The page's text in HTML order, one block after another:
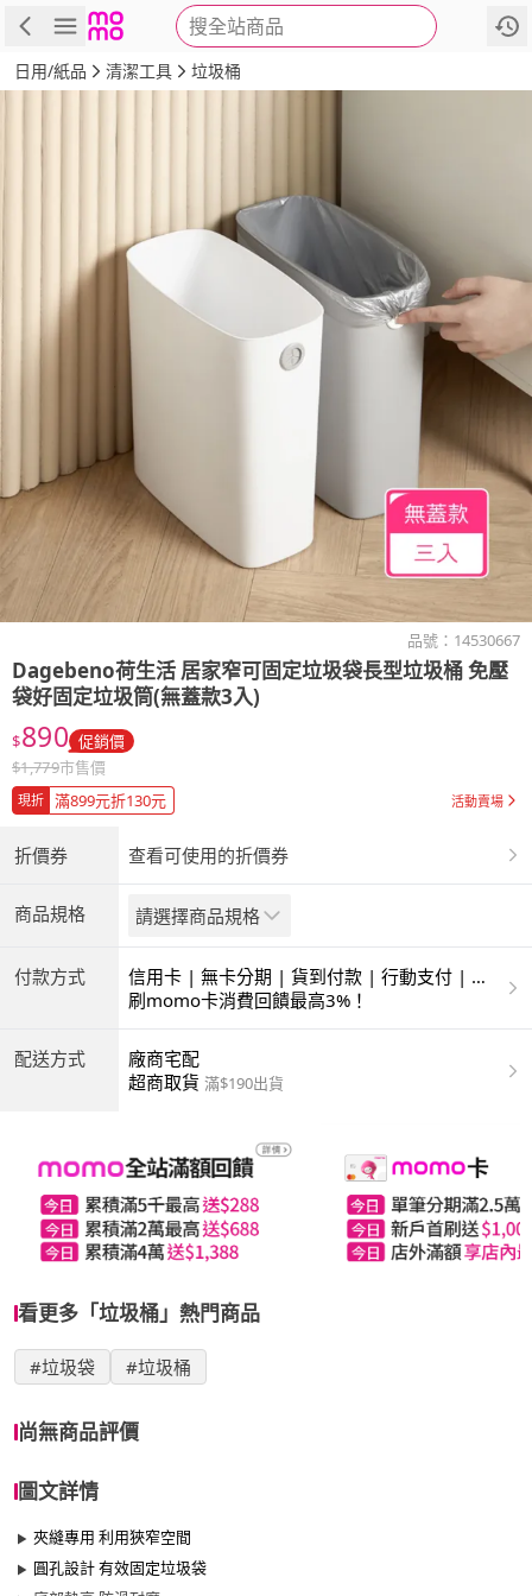
搜全站商品
商品 評價 詳情
日用/紙品 清潔工具 垃圾桶
品號： 14530667
Dagebeno荷生活 居家窄可固定垃圾袋長型垃圾桶 免壓
袋好固定垃圾筒(無蓋款3入)
$890 促銷價
$1,779市售價
現折 滿899元折130元 活動賣場
折價券 查看可使用的折價券
商品規格 請選擇商品規格
付款方式
信用卡 | 無卡分期 | 貨到付款 | 行動支付 | 超
商付款 | ATM | 銀聯卡
刷momo卡消費回饋最高3%！
配送方式
廠商宅配
超商取貨 滿$190出貨
看更多「垃圾桶」熱門商品
#垃圾袋 #垃圾桶
尚無商品評價
圖文詳情
夾縫專用 利用狹窄空間
圓孔設計 有效固定垃圾袋